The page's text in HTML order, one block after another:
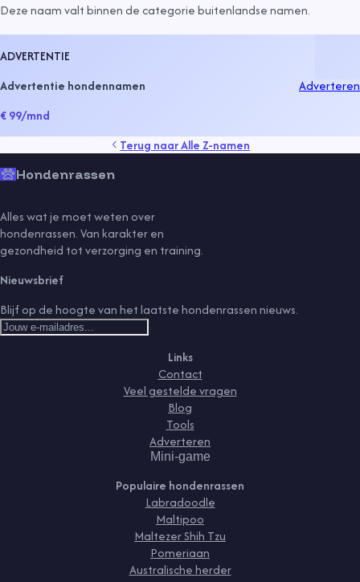
Deze naam valt binnen de categoriebuitenlandse namen.
ADVERTENTIE
Advertentie hondennamen
€ 99/mnd
Adverteren
Terug naarAlle Z-namen
Hondenrassen
Alles wat je moet weten over
hondenrassen. Van karakter en
gezondheid tot verzorging en training.
Nieuwsbrief
Blijf op de hoogte van het laatste hondenrassen nieuws.
Links
Contact
Veel gestelde vragen
Blog
Tools
Adverteren
Mini-game
Populaire hondenrassen
Labradoodle
Maltipoo
Maltezer Shih Tzu
Pomeriaan
Australische herder